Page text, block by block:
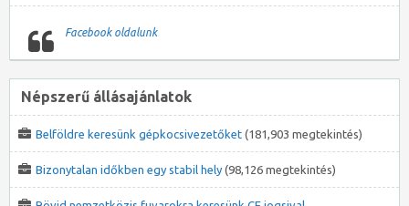
Facebook oldalunk
Népszerű állásajánlatok
Belföldre keresünk gépkocsivezetőket (181,903 megtekintés)
Bizonytalan időkben egy stabil hely (98,126 megtekintés)